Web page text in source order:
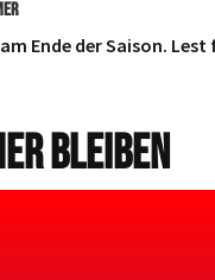
Ende der Saison.
BLEIBEN